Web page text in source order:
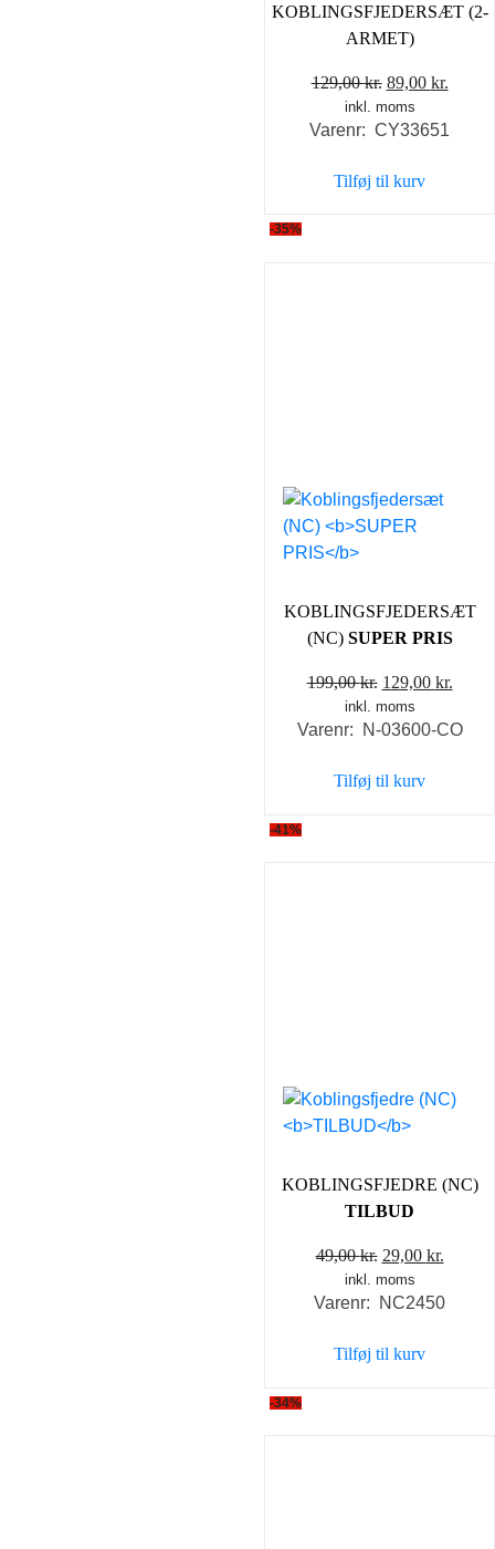
KOBLINGSFJEDERSÆT (2-
ARMET)
129,00kr. Den
oprindelige
pris
129,00 kr..
89,00 kr.
pris
inkl. moms
Varenr: CY33651
Tilføj til kurv
-35%
KOBLINGSFJEDERSÆT
(NC) SUPER PRIS
199,00kr. Den
oprindelige
pris
199,00 kr..
129,00 kr.
pris
inkl. moms
Varenr: N-03600-CO
Tilføj til kurv
-41%
KOBLINGSFJEDRE (NC)
TILBUD
49,00kr. Den
oprindelige
pris
49,00 kr..
29,00 kr.
pris
inkl. moms
Varenr: NC2450
Tilføj til kurv
-34%